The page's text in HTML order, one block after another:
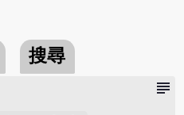
搜尋
subject